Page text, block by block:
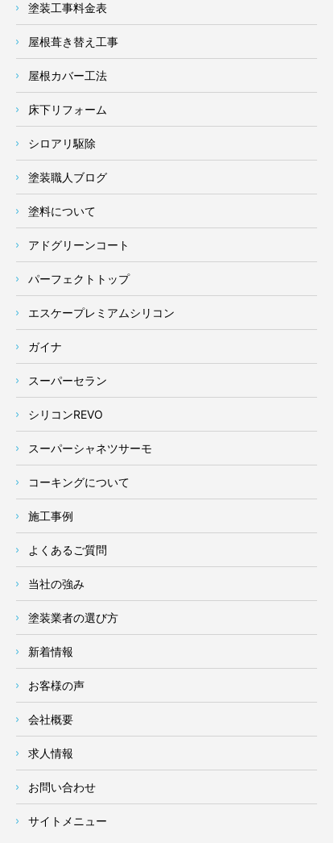
塗装工事料金表
屋根葺き替え工事
屋根カバー工法
床下リフォーム
シロアリ駆除
塗装職人ブログ
塗料について
アドグリーンコート
パーフェクトトップ
エスケープレミアムシリコン
ガイナ
スーパーセラン
シリコンREVO
スーパーシャネツサーモ
コーキングについて
施工事例
よくあるご質問
当社の強み
塗装業者の選び方
新着情報
お客様の声
会社概要
求人情報
お問い合わせ
サイトメニュー